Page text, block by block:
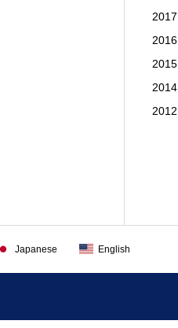
2017
2016
2015
2014
2012
Japanese English